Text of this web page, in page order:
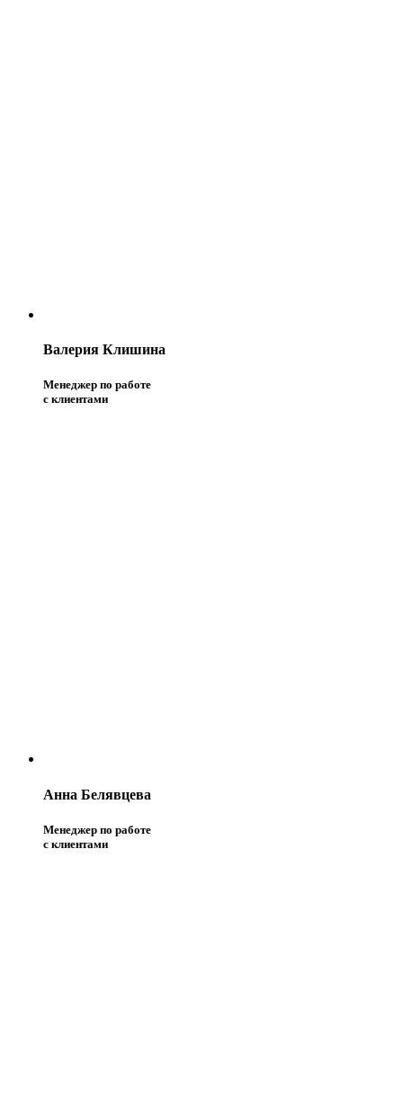
Валерия Клишина
Менеджер по работе
с клиентами
Анна Белявцева
Менеджер по работе
с клиентами